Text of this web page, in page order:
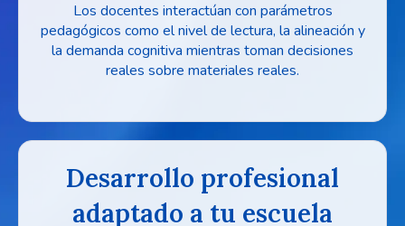
Los docentes interactúan con parámetros
pedagógicos como el nivel de lectura, la alineación y
la demanda cognitiva mientras toman decisiones
reales sobre materiales reales.
Desarrollo profesional
adaptado a tu escuela